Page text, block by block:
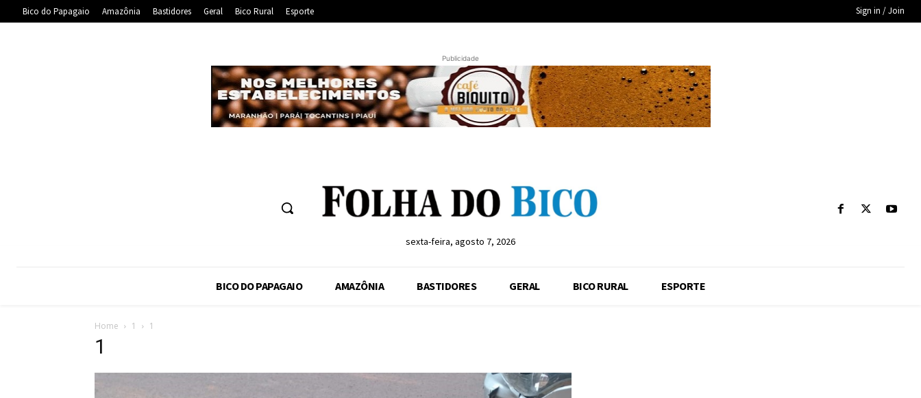
Bico do Papagaio Amazônia Bastidores Geral Bico Rural Esporte Sign in / Join
Publicidade
sexta-feira, agosto 7, 2026
BICO DO PAPAGAIO AMAZÔNIA BASTIDORES GERAL BICO RURAL ESPORTE
Home 1 1
1